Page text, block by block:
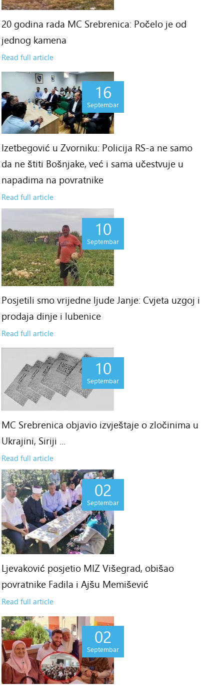
20 godina rada MC Srebrenica: Počelo je od
jednog kamena
Read full article
16
Septembar
Izetbegović u Zvorniku: Policija RS-a ne samo
da ne štiti Bošnjake, već i sama učestvuje u
napadima na povratnike
Read full article
10
Septembar
Posjetili smo vrijedne ljude Janje: Cvjeta uzgoj i
prodaja dinje i lubenice
Read full article
10
Septembar
MC Srebrenica objavio izvještaje o zločinima u
Ukrajini, Siriji ...
Read full article
02
Septembar
Ljevaković posjetio MIZ Višegrad, obišao
povratnike Fadila i Ajšu Memišević
Read full article
02
Septembar